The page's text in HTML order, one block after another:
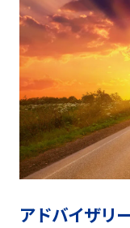
アドバイザリ